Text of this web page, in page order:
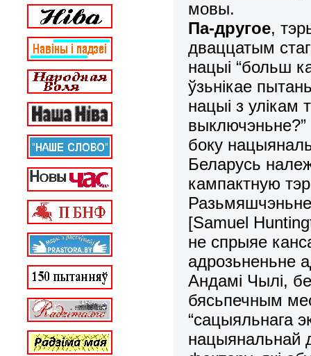
мовы.
Па-другое,
дваццатым
нацыі “больш
ўзьнікае
нацыі з улікам
выключэньне?”
боку
Беларусь
кампактную
[Samuel
не спрыяе
адрозьненьне
Андамі Чылі,
бясьпечным
“сацыяльнага
нацыянальнай